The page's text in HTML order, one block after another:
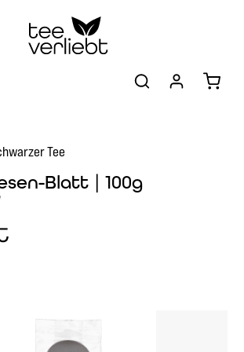
Tee
Blatt | 100g